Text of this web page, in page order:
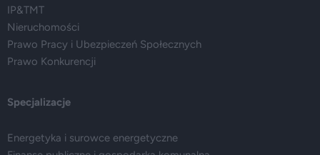
IP&TMT
Nieruchomości
Prawo Pracy i Ubezpieczeń Społecznych
Prawo Konkurencji
Specjalizacje
Energetyka i surowce energetyczne